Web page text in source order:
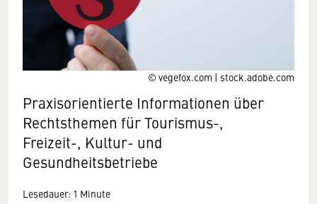
© vegefox.com | stock.adobe.com
Praxisorientierte Informationen über
Rechtsthemen für Tourismus-,
Freizeit-, Kultur- und
Gesundheitsbetriebe
Lesedauer: 1 Minute